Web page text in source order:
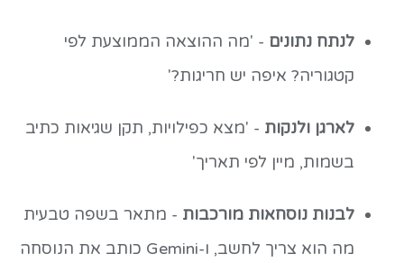
לנתח נתונים - 'מה ההוצאה הממוצעת לפי
קטגוריה? איפה יש חריגות?'
לארגן ולנקות - 'מצא כפילויות, תקן שגיאות כתיב
בשמות, מיין לפי תאריך'
לבנות נוסחאות מורכבות - מתאר בשפה טבעית
מה הוא צריך לחשב, ו-Gemini כותב את הנוסחה